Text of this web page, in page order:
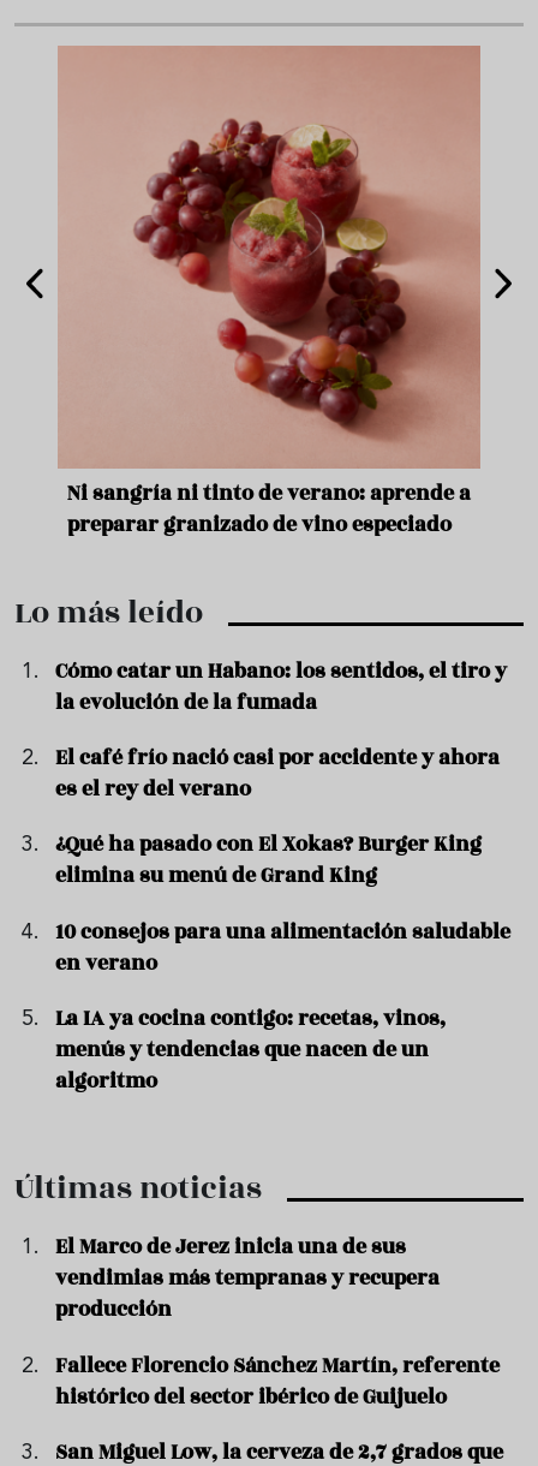
Ni sangría ni tinto de verano: aprende a
preparar granizado de vino especiado
Lo más leído
Cómo catar un Habano: los sentidos, el tiro y
la evolución de la fumada
El café frío nació casi por accidente y ahora
es el rey del verano
¿Qué ha pasado con El Xokas? Burger King
elimina su menú de Grand King
10 consejos para una alimentación saludable
en verano
La IA ya cocina contigo: recetas, vinos,
menús y tendencias que nacen de un
algoritmo
Últimas noticias
El Marco de Jerez inicia una de sus
vendimias más tempranas y recupera
producción
Fallece Florencio Sánchez Martín, referente
histórico del sector ibérico de Guijuelo
San Miguel Low, la cerveza de 2,7 grados que